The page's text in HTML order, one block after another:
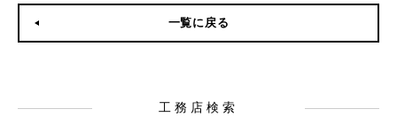
一覧に戻る
工務店検索